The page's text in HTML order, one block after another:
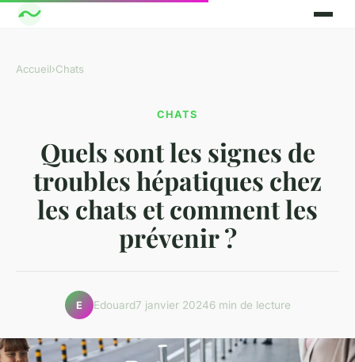
Accueil›Chats
CHATS
Quels sont les signes de
troubles hépatiques chez
les chats et comment les
prévenir ?
E Edouard7 janvier 20246 min de lecture